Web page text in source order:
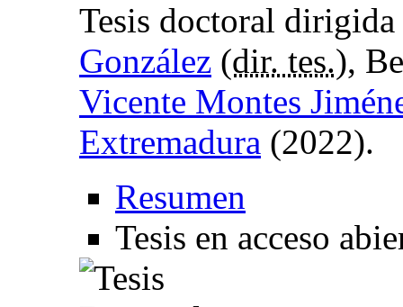
Tesis doctoral
González (dir. tes.),
Vicente Montes
Extremadura (2022).
Resumen
Tesis en acceso